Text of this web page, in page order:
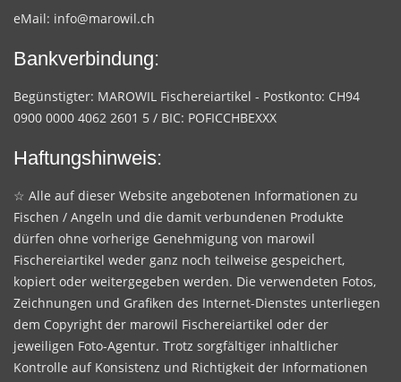
eMail: info@marowil.ch
Bankverbindung:
Begünstigter: MAROWIL Fischereiartikel - Postkonto: CH94
0900 0000 4062 2601 5 / BIC: POFICCHBEXXX
Haftungshinweis:
☆ Alle auf dieser Website angebotenen Informationen zu
Fischen / Angeln und die damit verbundenen Produkte
dürfen ohne vorherige Genehmigung von marowil
Fischereiartikel weder ganz noch teilweise gespeichert,
kopiert oder weitergegeben werden. Die verwendeten Fotos,
Zeichnungen und Grafiken des Internet-Dienstes unterliegen
dem Copyright der marowil Fischereiartikel oder der
jeweiligen Foto-Agentur. Trotz sorgfältiger inhaltlicher
Kontrolle auf Konsistenz und Richtigkeit der Informationen